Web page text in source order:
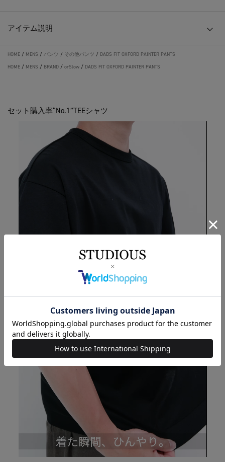
アイテム説明
HOME / MENS / パンツ / その他パンツ / DADS FIT OXFORD PAINTER PANTS
HOME / MENS / BRAND / orSlow / DADS FIT OXFORD PAINTER PANTS
セット購入率“No.1”TEEシャツ